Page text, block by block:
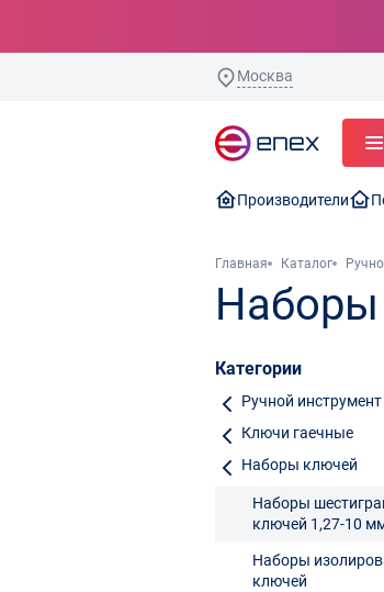
Москва
Производители
Главная Каталог
Наборы
Категории
Ручной инструмент
Ключи гаечные
Наборы ключей
Наборы
ключей 1,27-10
Наборы
ключей